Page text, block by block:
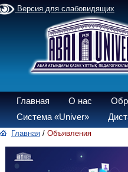
Версия для слабовидящих
Главная О нас
Система «Univer»
Главная / Объявления